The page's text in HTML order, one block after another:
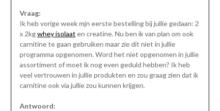
Vraag:
Ik heb vorige week mjn eerste bestelling bij jullie gedaan: 2
x 2kgwhey isolaat en creatine. Nu ben ik van plan om ook
carnitine te gaan gebruiken maar zie dit niet in jullie
programma opgenomen. Word het niet opgenomen in jullie
assortiment of moet ik nog even geduld hebben? Ik heb
veel vertrouwen in jullie produkten en zou graag zien dat ik
carnitine ook via jullie zou kunnen krijgen.
Antwoord: